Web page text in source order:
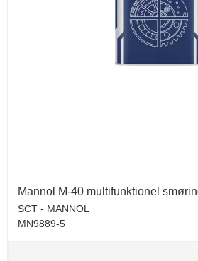
Mannol M-40 multifunktionel
SCT - MANNOL
MN9889-5